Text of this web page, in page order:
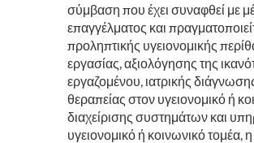
σύμβαση που έχει συναφθεί με
επαγγέλματος και
προληπτικής υγειονομικής
εργασίας, αξιολόγησης της
εργαζομένου, ιατρικής
θεραπείας στον υγειονομικό ή
διαχείρισης συστημάτων και
υγειονομικό ή κοινωνικό τομέα,